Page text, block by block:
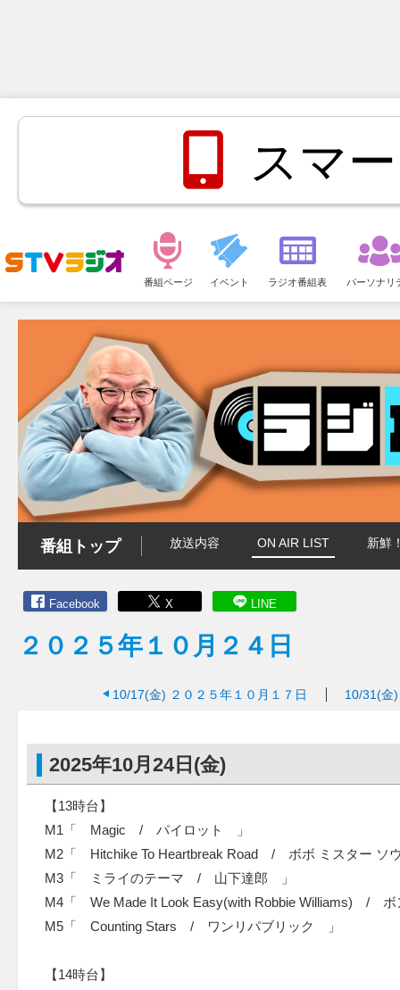
スマ
ュ
ー
番組ページ イベント ラジオ番組表 パーソナリ
番組トップ 放送内容 ON AIR LIST 新鮮
Facebook X LINE
２０２５年１０月２４日
10/17(金) ２０２５年１０月１７日 10/31(金)
2025年10月24日(金)
【13時台】
M1「 Magic / パイロット 」
M2「 Hitchike To Heartbreak Road / ボボ ミスター
M3「 ミライのテーマ / 山下達郎 」
M4「 We Made It Look Easy(with Robbie Williams) /
M5「 Counting Stars / ワンリパブリック 」
【14時台】